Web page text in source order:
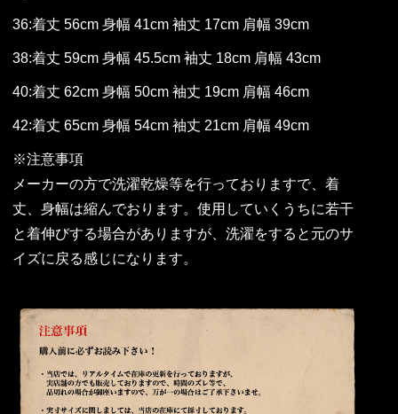
36:着丈 56cm 身幅 41cm 袖丈 17cm 肩幅 39cm
38:着丈 59cm 身幅 45.5cm 袖丈 18cm 肩幅 43cm
40:着丈 62cm 身幅 50cm 袖丈 19cm 肩幅 46cm
42:着丈 65cm 身幅 54cm 袖丈 21cm 肩幅 49cm
※注意事項
メーカーの方で洗濯乾燥等を行っておりますで、着
丈、身幅は縮んでおります。使用していくうちに若干
と着伸びする場合がありますが、洗濯をすると元のサ
イズに戻る感じになります。